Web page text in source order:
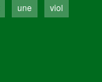
une
viol